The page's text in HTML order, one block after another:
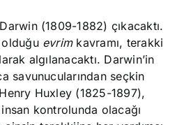
(1809-1882) çıkacaktı.
olduğu evrim kavramı, terakki
algılanacaktı. Darwin’in
savunucularından seçkin
Huxley (1825-1897),
kontrolunda olacağı